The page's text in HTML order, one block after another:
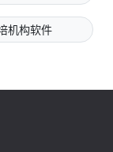
机构软件